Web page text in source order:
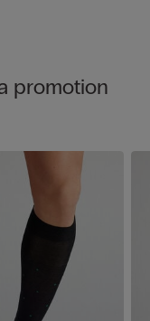
promotion